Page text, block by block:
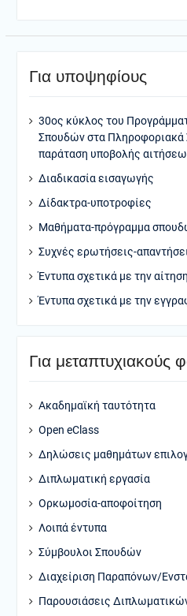
Για υποψηφίους
30ος κύκλος του
Σπουδών στα Πληροφοριακά
παράταση υποβολής
Διαδικασία εισαγωγής
Δίδακτρα-υποτροφίες
Μαθήματα-πρόγραμμα
Συχνές ερωτήσεις-
Έντυπα σχετικά με την αίτηση
Έντυπα σχετικά με την
Για μεταπτυχιακούς
Ακαδημαϊκή ταυτότητα
Open eClass
Δηλώσεις μαθημάτων
Διπλωματική εργασία
Ορκωμοσία-αποφοίτηση
Λοιπά έντυπα
Σύμβουλοι Σπουδών
Διαχείριση Παραπόνων/
Παρουσιάσεις